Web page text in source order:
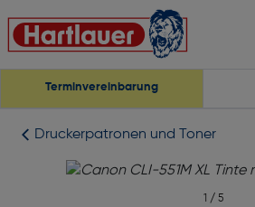
Terminvereinbarung
Druckerpatronen und Toner
1 / 5